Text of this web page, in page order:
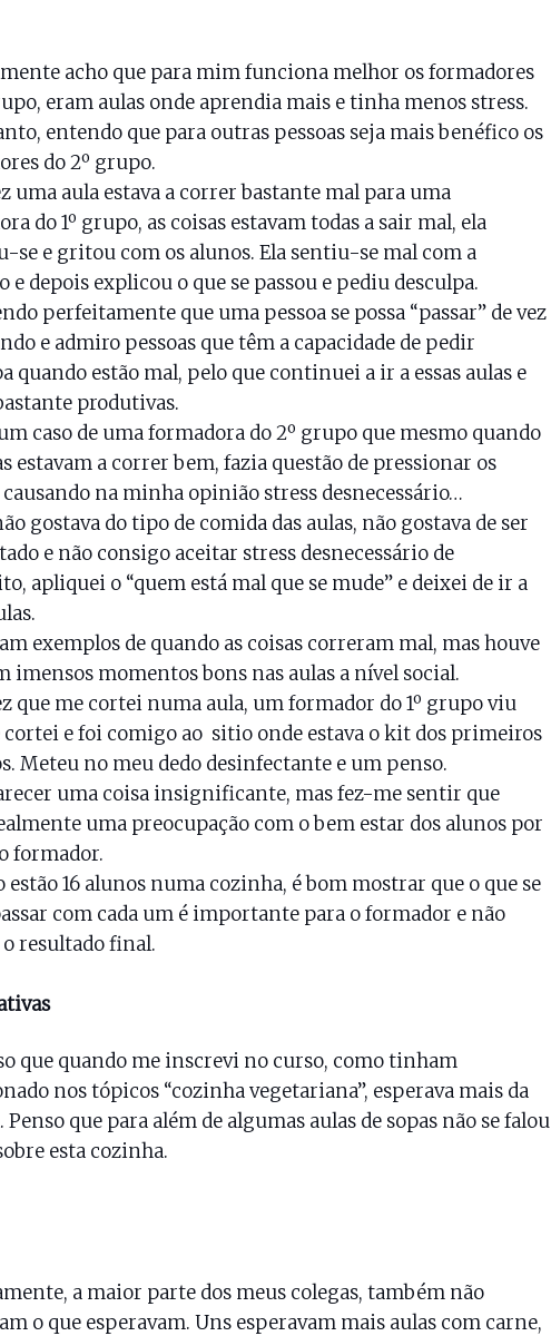
acho que para mim funciona melhor os formadores
eram aulas onde aprendia mais e tinha menos stress.
entendo que para outras pessoas seja mais benéfico os
do 2º grupo.
uma aula estava a correr bastante mal para uma
do 1º grupo, as coisas estavam todas a sair mal, ela
se e gritou com os alunos. Ela sentiu-se mal com a
e depois explicou o que se passou e pediu desculpa.
perfeitamente que uma pessoa se possa “passar” de vez
e admiro pessoas que têm a capacidade de pedir
quando estão mal, pelo que continuei a ir a essas aulas e
produtivas.
caso de uma formadora do 2º grupo que mesmo quando
estavam a correr bem, fazia questão de pressionar os
na minha opinião stress desnecessário…
gostava do tipo de comida das aulas, não gostava de ser
e não consigo aceitar stress desnecessário de
apliquei o “quem está mal que se mude” e deixei de ir a
exemplos de quando as coisas correram mal, mas houve
imensos momentos bons nas aulas a nível social.
que me cortei numa aula, um formador do 1º grupo viu
cortei e foi comigo ao sitio onde estava o kit dos primeiros
Meteu no meu dedo desinfectante e um penso.
uma coisa insignificante, mas fez-me sentir que
uma preocupação com o bem estar dos alunos por
formador.
estão 16 alunos numa cozinha, é bom mostrar que o que se
com cada um é importante para o formador e não
o resultado final.
que quando me inscrevi no curso, como tinham
nos tópicos “cozinha vegetariana”, esperava mais da
Penso que para além de algumas aulas de sopas não se falou
esta cozinha.
a maior parte dos meus colegas, também não
o que esperavam. Uns esperavam mais aulas com carne,